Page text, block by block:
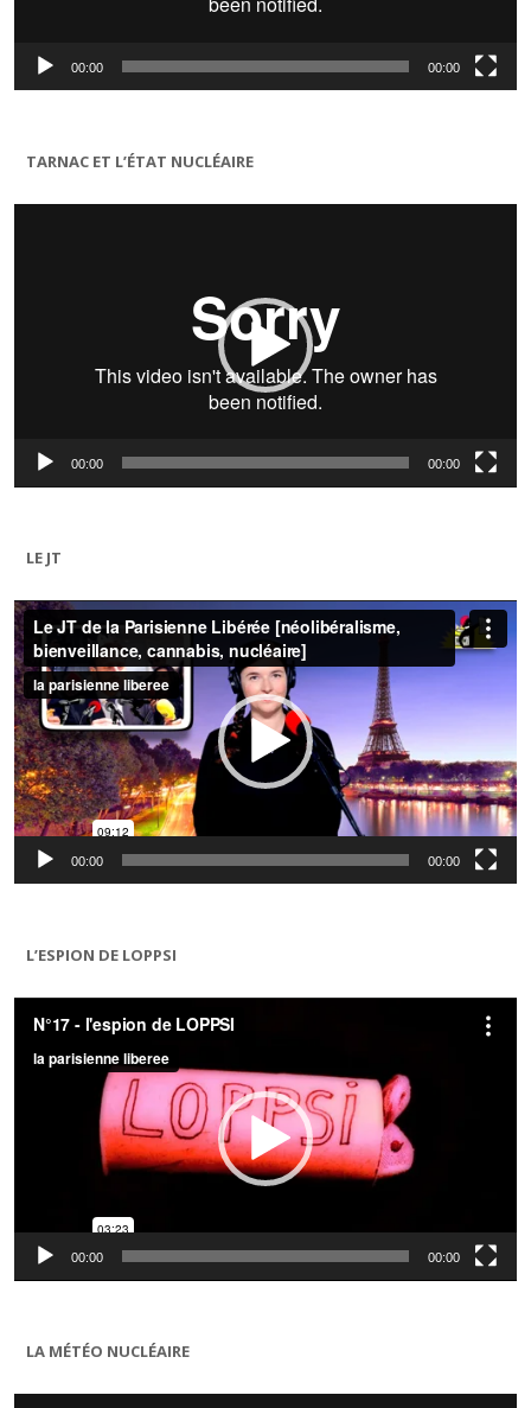
00:00 00:00
TARNAC ET L’ÉTAT NUCLÉAIRE
Lecteur
00:00 00:00
LE JT
Lecteur
vidéo
00:00 00:00
L’ESPION DE LOPPSI
Lecteur
vidéo
00:00 00:00
LA MÉTÉO NUCLÉAIRE
Lecteur